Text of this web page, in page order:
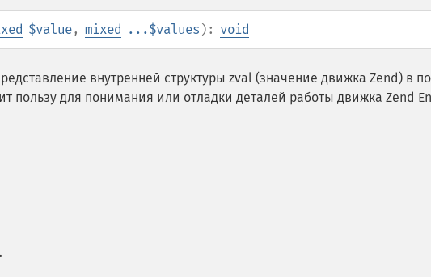
$value, mixed ...$values ): void
внутренней структуры zval (значение движка Zend) в
пользу для понимания или отладки деталей работы движка Zend